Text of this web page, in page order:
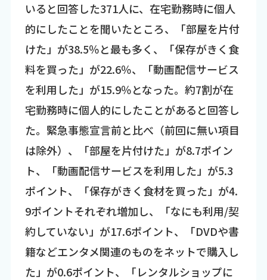
いると回答した371人に、在宅勤務時に個人
的にしたことを聞いたところ、「部屋を片付
けた」が38.5％と最も多く、「保存がきく食
料を買った」が22.6％、「動画配信サービス
を利用した」が15.9％となった。約7割が在
宅勤務時に個人的にしたことがあると回答し
た。緊急事態宣言前と比べ（前回に無い項目
は除外）、「部屋を片付けた」が8.7ポイン
ト、「動画配信サービスを利用した」が5.3
ポイント、「保存がきく食材を買った」が4.
9ポイントそれぞれ増加し、「なにも利用/契
約していない」が17.6ポイント、「DVDや書
籍などエンタメ関連のものをネットで購入し
た」が0.6ポイント、「レンタルショップに